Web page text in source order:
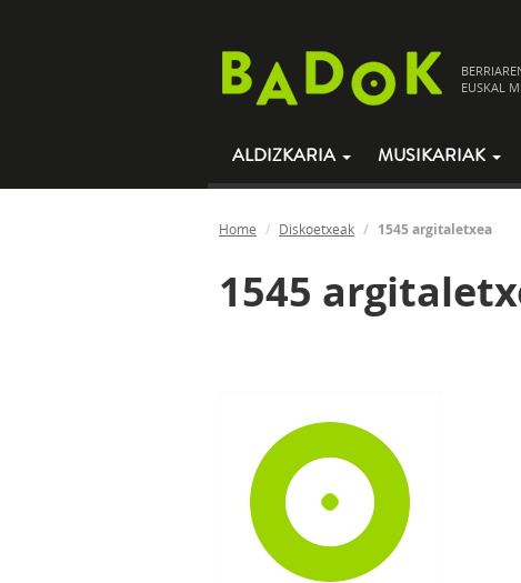
EUSKAL
ALDIZKARIA MUSIKARIAK
Home Diskoetxeak 1545 argitaletxea
1545